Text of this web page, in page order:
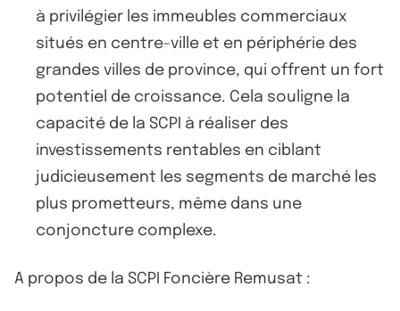
à privilégier les immeubles commerciaux
situés en centre-ville et en périphérie des
grandes villes de province, qui offrent un fort
potentiel de croissance. Cela souligne la
capacité de la SCPI à réaliser des
investissements rentables en ciblant
judicieusement les segments de marché les
plus prometteurs, même dans une
conjoncture complexe.
A propos de la SCPI Foncière Remusat :